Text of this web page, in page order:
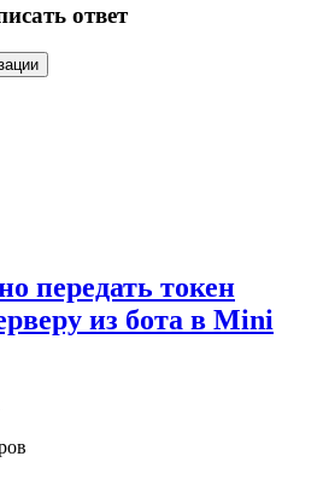
ответ
передать токен
из бота в Mini